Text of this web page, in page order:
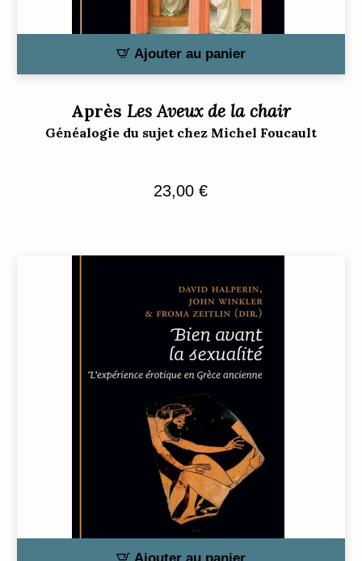
Ajouter au panier
Après Les Aveux de la chair
Généalogie du sujet chez Michel Foucault
23,00 €